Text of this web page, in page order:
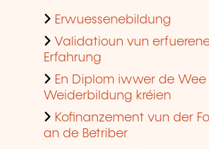
Erwuessenebildung
Validatioun vun
Erfahrung
En Diplom iwwer de
Weiderbildung kréien
Kofinanzement vun der
an de Betriber